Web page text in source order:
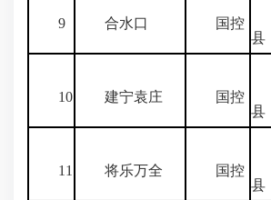
9 合水口 国控
县
10 建宁袁庄 国控
县
11 将乐万全 国控
县